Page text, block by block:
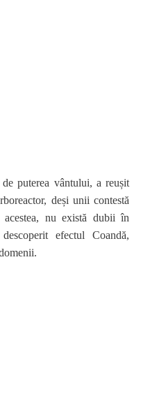
de puterea vântului, a reușit
deși unii contestă
acestea, nu există dubii în
efectul Coandă,